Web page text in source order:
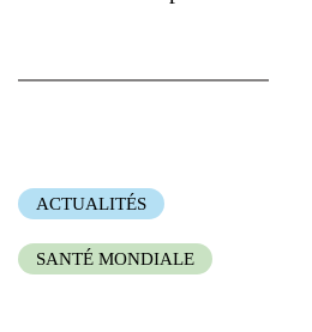
ACTUALITÉS
SANTÉ MONDIALE